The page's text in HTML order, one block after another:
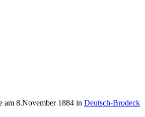
am 8.November 1884 in Deutsch-Brodeck